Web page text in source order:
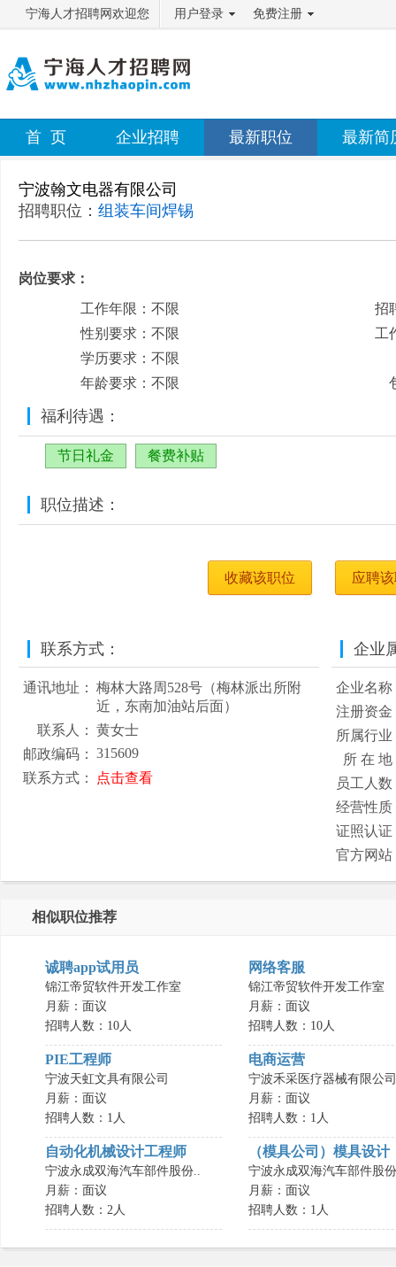
宁海人才招聘网欢迎您 用户登录 免费注册
首 页 企业招聘 最新职位 最新简
宁波翰文电器有限公司
招聘职位： 组装车间焊锡
岗位要求：
工作年限：不限
性别要求：不限
学历要求：不限
年龄要求：不限
招
工
福利待遇：
节日礼金 餐费补贴
职位描述：
收藏该职位 应聘
联系方式：
通讯地址：
梅林大路周528号（梅林派出所附
近，东南加油站后面）
联系人：
黄女士
邮政编码：
315609
联系方式：
点击查看
企业
企业名称
注册资金
所属行业
所 在 地
员工人数
经营性质
证照认证
官方网站
相似职位推荐
诚聘app试用员
锦江帝贸软件开发工作室
月薪：面议
招聘人数：10人
网络客服
锦江帝贸软件开发工作室
月薪：面议
招聘人数：10人
PIE工程师
宁波天虹文具有限公司
月薪：面议
招聘人数：1人
电商运营
宁波禾采医疗器械有限公司
月薪：面议
招聘人数：1人
自动化机械设计工程师
宁波永成双海汽车部件股份..
月薪：面议
招聘人数：2人
（模具公司）模具设计
宁波永成双海汽车部件股
月薪：面议
招聘人数：1人